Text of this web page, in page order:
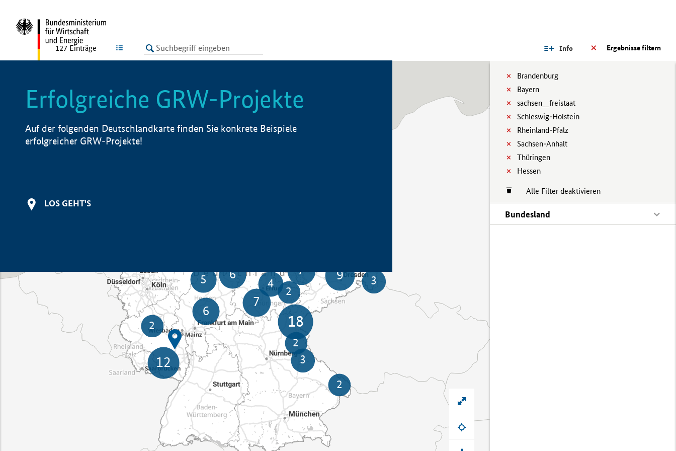
LISTE Ergebnisse filtern
Info
Brandenburg
Bayern
sachsen__freistaat
Schleswig-Holstein
Rheinland-Pfalz
Sachsen-Anhalt
Thüringen
Hessen
Alle Filter deaktivieren
Bundesland
127 Einträge
Erfolgreiche GRW-Projekte
Auf der folgenden Deutschlandkarte finden Sie konkrete Beispiele
erfolgreicher GRW-Projekte!
LOS GEHT'S